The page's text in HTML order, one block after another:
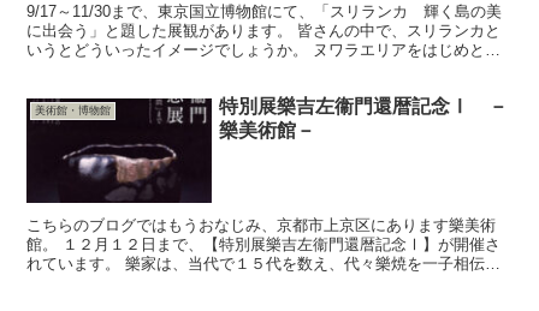
9/17～11/30まで、東京国立博物館にて、「スリランカ 輝く島の美
に出会う」と題した展観があります。 皆さんの中で、スリランカと
いうとどういったイメージでしょうか。 ヌワラエリアをはじめとす
美術館・博物館
特別展樂吉左衞門還暦記念Ⅰ －
樂美術館－
こちらのブログではもうおなじみ、京都市上京区にあります樂美術
館。 １２月１２日まで、【特別展樂吉左衞門還暦記念Ⅰ】が開催さ
れています。 樂家は、当代で１５代を数え、代々樂焼を一子相伝に